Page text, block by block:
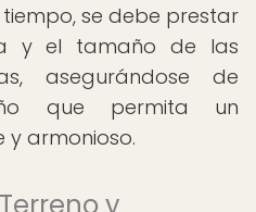
se debe prestar
y el tamaño de las
asegurándose de
que permita un
y armonioso.